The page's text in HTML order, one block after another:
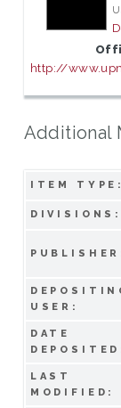
http://
Additional
ITEM TYPE:
DIVISIONS:
USER:
DATE
LAST
MODIFIED: